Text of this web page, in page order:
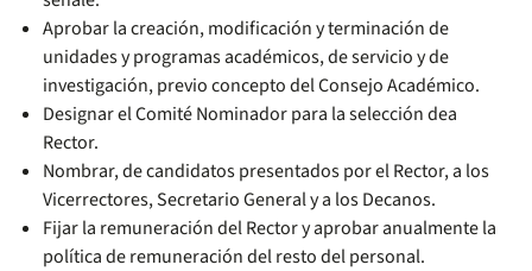
Aprobar la creación, modificación y terminación de
unidades y programas académicos, de servicio y de
investigación, previo concepto del Consejo Académico.
Designar el Comité Nominador para la selección dea
Rector.
Nombrar, de candidatos presentados por el Rector, a los
Vicerrectores, Secretario General y a los Decanos.
Fijar la remuneración del Rector y aprobar anualmente la
política de remuneración del resto del personal.